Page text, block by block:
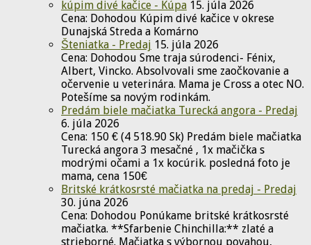
kúpim divé kačice - Kúpa 15. júla 2026
Cena: Dohodou Kúpim divé kačice v okrese
Dunajská Streda a Komárno
Šteniatka - Predaj 15. júla 2026
Cena: Dohodou Sme traja súrodenci- Fénix,
Albert, Vincko. Absolvovali sme zaočkovanie a
očervenie u veterinára. Mama je Cross a otec NO.
Potešíme sa novým rodinkám.
Predám biele mačiatka Turecká angora - Predaj
6. júla 2026
Cena: 150 € (4 518.90 Sk) Predám biele mačiatka
Turecká angora 3 mesačné , 1x mačička s
modrými očami a 1x kocúrik. posledná foto je
mama, cena 150€
Britské krátkosrsté mačiatka na predaj - Predaj
30. júna 2026
Cena: Dohodou Ponúkame britské krátkosrsté
mačiatka. **Sfarbenie Chinchilla:** zlaté a
strieborné. Mačiatka s výbornou povahou,